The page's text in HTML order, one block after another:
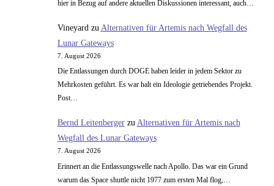
hier in Bezug auf andere aktuellen Diskussionen interessant, auch…
Vineyard zu Alternativen für Artemis nach Wegfall des
Lunar Gateways
7. August 2026
Die Entlassungen durch DOGE haben leider in jedem Sektor zu
Mehrkosten geführt. Es war halt ein Ideologie getriebendes Projekt.
Post…
Bernd Leitenbergerzu Alternativen für Artemis nach
Wegfall des Lunar Gateways
7. August 2026
Erinnert an die Entlassungswelle nach Apollo. Das war ein Grund
warum das Space shuttle nicht 1977 zum ersten Mal flog,…